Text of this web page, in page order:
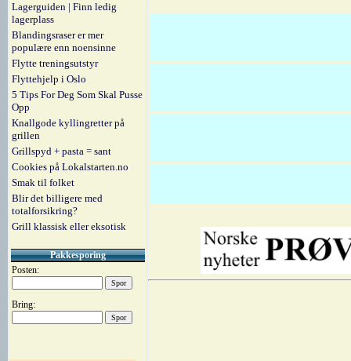
Lagerguiden | Finn ledig
lagerplass
Blandingsraser er mer
populære enn noensinne
Flytte treningsutstyr
Flyttehjelp i Oslo
5 Tips For Deg Som Skal Pusse
Opp
Knallgode kyllingretter på
grillen
Grillspyd + pasta = sant
Cookies på Lokalstarten.no
Smak til folket
Blir det billigere med
totalforsikring?
Grill klassisk eller eksotisk
Pakkesporing
Posten:
Bring: